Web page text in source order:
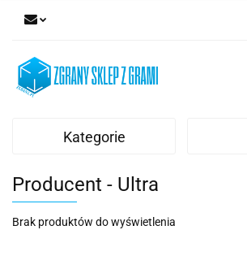
Kategorie
Producent - Ultra
Brak produktów do wyświetlenia